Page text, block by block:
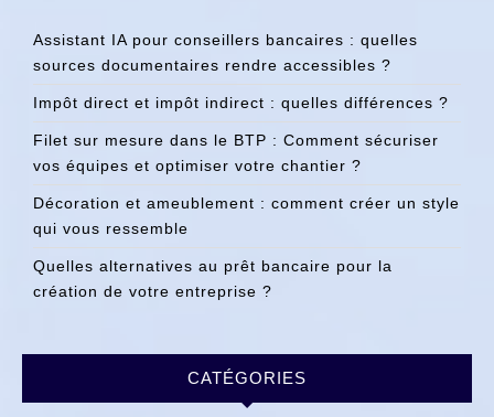
Assistant IA pour conseillers bancaires : quelles
sources documentaires rendre accessibles ?
Impôt direct et impôt indirect : quelles différences ?
Filet sur mesure dans le BTP : Comment sécuriser
vos équipes et optimiser votre chantier ?
Décoration et ameublement : comment créer un style
qui vous ressemble
Quelles alternatives au prêt bancaire pour la
création de votre entreprise ?
CATÉGORIES